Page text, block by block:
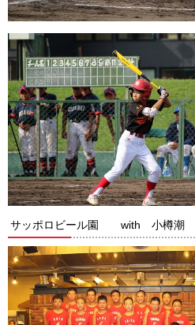
サッポロビール園 with 小樽潮